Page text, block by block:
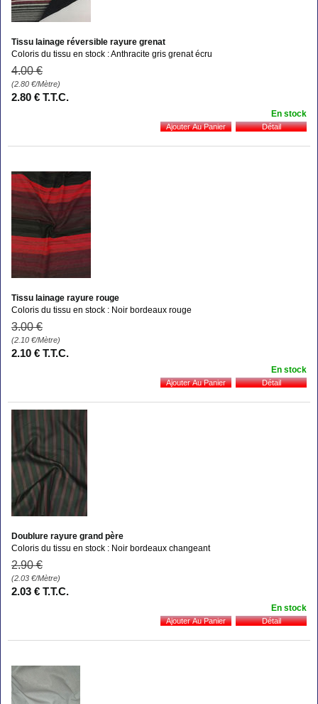
Tissu lainage réversible rayure grenat
Coloris du tissu en stock : Anthracite gris grenat écru
4.00 €
(2.80 €/Mètre)
2.80 € T.T.C.
En stock
Tissu lainage rayure rouge
Coloris du tissu en stock : Noir bordeaux rouge
3.00 €
(2.10 €/Mètre)
2.10 € T.T.C.
En stock
Doublure rayure grand père
Coloris du tissu en stock : Noir bordeaux changeant
2.90 €
(2.03 €/Mètre)
2.03 € T.T.C.
En stock